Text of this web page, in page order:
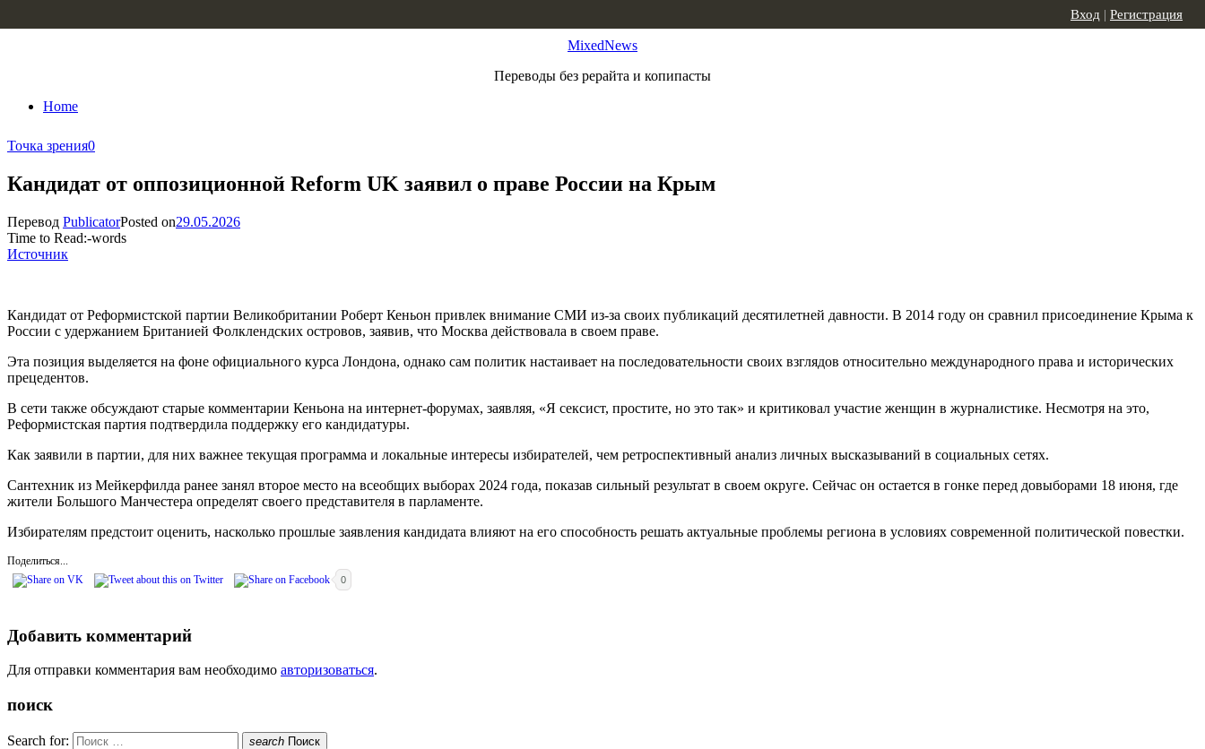
MixedNews
Переводы без рерайта и копипасты
Home
Вход | Регистрация
Точка зрения0
Кандидат от оппозиционной Reform UK заявил о праве России на Крым
Перевод PublicatorPosted on29.05.2026
Time to Read:-words
Источник
Кандидат от Реформистской партии Великобритании Роберт Кеньон привлек внимание СМИ из-за своих публикаций десятилетней давности. В 2014 году он сравнил присоединение Крыма к
России с удержанием Британией Фолклендских островов, заявив, что Москва действовала в своем праве.
Эта позиция выделяется на фоне официального курса Лондона, однако сам политик настаивает на последовательности своих взглядов относительно международного права и исторических
прецедентов.
В сети также обсуждают старые комментарии Кеньона на интернет-форумах, заявляя, «Я сексист, простите, но это так» и критиковал участие женщин в журналистике. Несмотря на это,
Реформистская партия подтвердила поддержку его кандидатуры.
Как заявили в партии, для них важнее текущая программа и локальные интересы избирателей, чем ретроспективный анализ личных высказываний в социальных сетях.
Сантехник из Мейкерфилда ранее занял второе место на всеобщих выборах 2024 года, показав сильный результат в своем округе. Сейчас он остается в гонке перед довыборами 18 июня, где
жители Большого Манчестера определят своего представителя в парламенте.
Избирателям предстоит оценить, насколько прошлые заявления кандидата влияют на его способность решать актуальные проблемы региона в условиях современной политической повестки.
Поделиться...
0
Добавить комментарий
Для отправки комментария вам необходимо авторизоваться.
поиск
Search for: search Поиск